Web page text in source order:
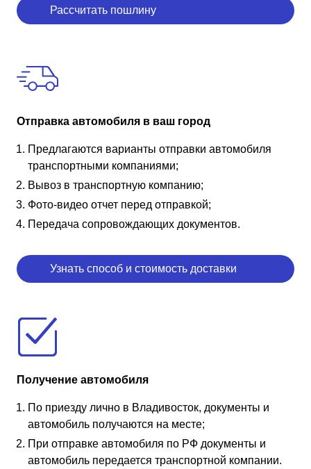
Рассчитать пошлину
Отправка автомобиля в ваш город
Предлагаются варианты отправки автомобиля
транспортными компаниями;
Вывоз в транспортную компанию;
Фото-видео отчет перед отправкой;
Передача сопровождающих документов.
Узнать способ и стоимость доставки
Получение автомобиля
По приезду лично в Владивосток, документы и
автомобиль получаются на месте;
При отправке автомобиля по РФ документы и
автомобиль передается транспортной компании.